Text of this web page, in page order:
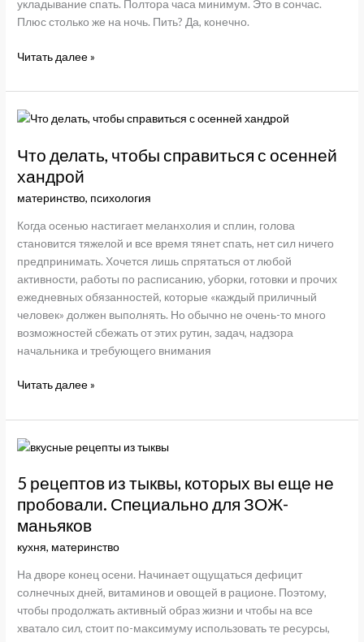
укладывание спать. Полтора часа минимум. Это в сончас.
Плюс столько же на ночь. Пить? Да, конечно.
Мамины
Читать далее »
Что делать, чтобы справиться с осенней
хандрой
материнство, психология
Когда осенью настигает меланхолия и сплин, голова
становится тяжелой и все время тянет спать, нет сил ничего
предпринимать. Хочется лишь спрятаться от любой
активности, работы по расписанию, уборки, готовки и прочих
ежедневных обязанностей, которые «каждый приличный
человек» должен выполнять. Но обычно не очень-то много
возможностей сбежать от этих рутин, задач, надзора
начальника и требующего внимания
Что
чтобы
справиться
с
хандрой
Читать далее »
5 рецептов из тыквы, которых вы еще не
пробовали. Специально для ЗОЖ-
маньяков
кухня, материнство
На дворе конец осени. Начинает ощущаться дефицит
солнечных дней, витаминов и овощей в рационе. Поэтому,
чтобы продолжать активный образ жизни и чтобы на все
хватало сил, стоит по-максимуму использовать те ресурсы,